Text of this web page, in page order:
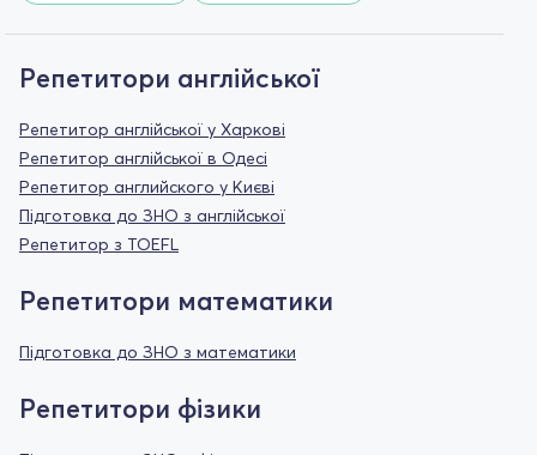
Репетитори англійської
Репетитор англійської у Харкові
Репетитор англійської в Одесі
Репетитор английского у Києві
Підготовка до ЗНО з англійської
Репетитор з TOEFL
Репетитори математики
Підготовка до ЗНО з математики
Репетитори фізики